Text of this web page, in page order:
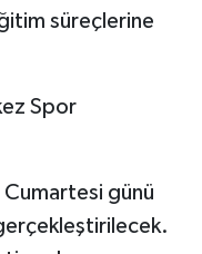
süreçlerine
Spor
Cumartesi günü